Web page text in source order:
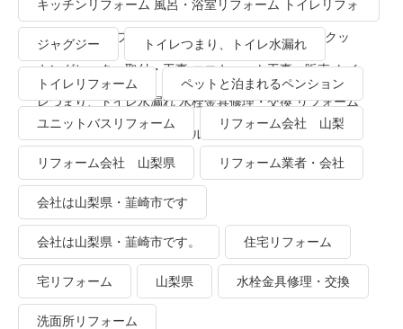
キッチンリフォーム 風呂・浴室リフォーム トイレリフォ
ーム 洗面所リフォーム オール電化リフォーム ＩＨクッ
キングヒーター取付・工事 エコキュート工事・販売 トイ
レつまり、トイレ水漏れ 水栓金具修理・交換 リフォーム
業者・会社 ＴＯＴＯリモデルクラブ
ジャグジー トイレつまり、トイレ水漏れ
トイレリフォーム ペットと泊まれるペンション
ユニットバスリフォーム リフォーム会社 山梨
リフォーム会社 山梨県 リフォーム業者・会社
会社は山梨県・韮崎市です
会社は山梨県・韮崎市です。 住宅リフォーム
宅リフォーム 山梨県 水栓金具修理・交換
洗面所リフォーム